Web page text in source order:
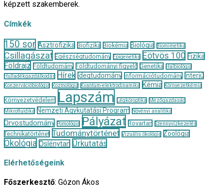
képzett szakemberek.
Címkék
150 sor Asztrofizika Biofizika Biokémia Biológia Biomimetika
Csillagászat Egészségtudomány Epigenetika Eötvös 100 Fizika
Földrajz Földtudomány Földtudományi figyelő Genetika
Halbiológia
Hulladékgazdálkodás
Hírek Idegtudomány Információtudomány Interjú
Konzervációbiológia Kozmológia Kvantum-elektrodinamika Kémia Környezetkémia
Környezetvédelem Lapszám Légköroptika
Mezőgazdaság
Mikrofluidika
Nemzeti Agykutatási Program Növényi analitika
Orvostudomány Pomológia Pályázat Rovartan Szennyvízkezelés
Technikatörténet Tudománytörténet Vizuális ökológia Zoológia
Ökológia Őslénytan Űrkutatás
Elérhetőségeink
Főszerkesztő: Gózon Ákos